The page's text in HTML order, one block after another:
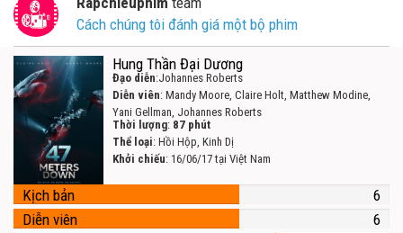
Cách chúng tôi đánh giá một bộ phim
Hung Thần Đại Dương
Đạo diễn:Johannes Roberts
Diễn viên: Mandy Moore, Claire Holt, Matthew Modine,
Yani Gellman, Johannes Roberts
Thời lượng: 87 phút
Thể loại: Hồi Hộp, Kinh Dị
Khởi chiếu: 16/06/17 tại Việt Nam
Kịch bản
6
Diễn viên
6